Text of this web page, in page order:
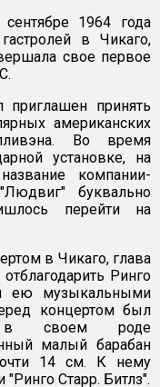
1964 года
в Чикаго,
свое первое
приглашен принять
американских
Во время
установке, на
компании-
буквально
перейти на
в Чикаго, глава
Ринго
ею музыкальными
концертом был
в своем роде
малый барабан
14 см. К нему
Старр. Битлз".